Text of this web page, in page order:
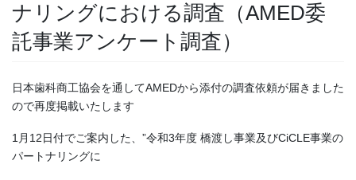
ナリングにおける調査（AMED委
託事業アンケート調査）
日本歯科商工協会を通してAMEDから添付の調査依頼が届きました
ので再度掲載いたします
1月12日付でご案内した、”令和3年度 橋渡し事業及びCiCLE事業の
パートナリングに